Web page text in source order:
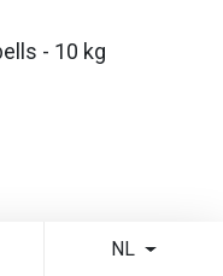
NL
- 10 kg